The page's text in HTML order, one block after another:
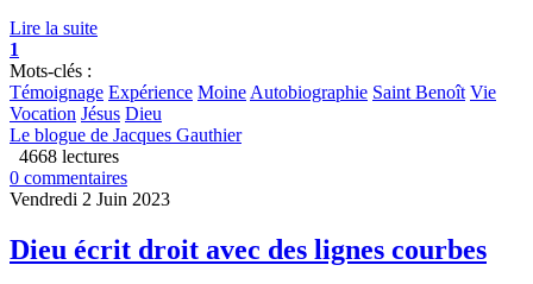
Lire la suite
1
Mots-clés :
Témoignage Expérience MoineAutobiographie Saint Benoît Vie
Vocation Jésus Dieu
Le blogue de Jacques Gauthier
4668 lectures
0 commentaires
Vendredi 2 Juin 2023
Dieu écrit droit avec des lignes courbes